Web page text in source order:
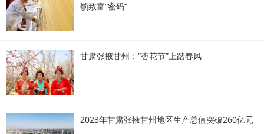
锁致富“密码”
甘肃张掖甘州：“杏花节”上踏春风
2023年甘肃张掖甘州地区生产总值突破260亿元